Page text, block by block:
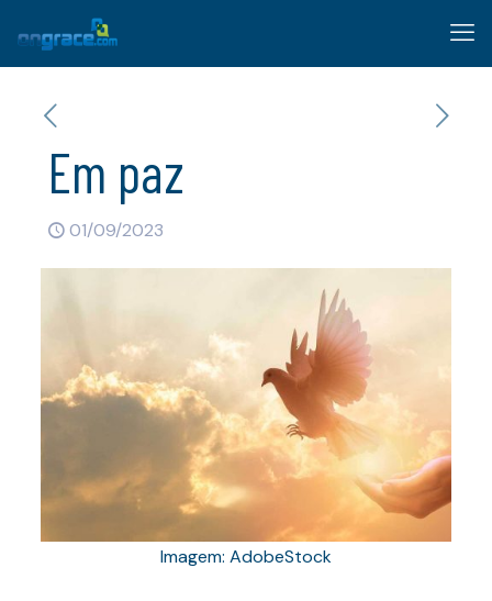
Em paz
01/09/2023
Imagem: AdobeStock